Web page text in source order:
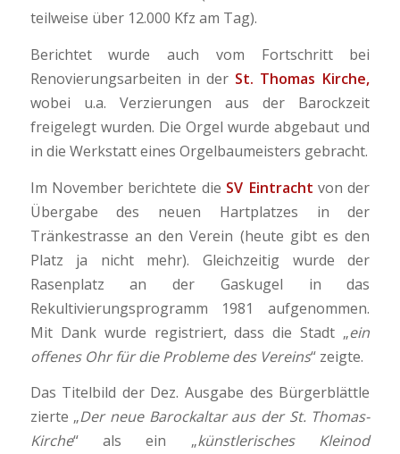
teilweise über 12.000 Kfz am Tag).
Berichtet wurde auch vom Fortschritt bei
Renovierungsarbeiten in der St. Thomas Kirche,
wobei u.a. Verzierungen aus der Barockzeit
freigelegt wurden. Die Orgel wurde abgebaut und
in die Werkstatt eines Orgelbaumeisters gebracht.
Im November berichtete die SV Eintracht von der
Übergabe des neuen Hartplatzes in der
Tränkestrasse an den Verein (heute gibt es den
Platz ja nicht mehr). Gleichzeitig wurde der
Rasenplatz an der Gaskugel in das
Rekultivierungsprogramm 1981 aufgenommen.
Mit Dank wurde registriert, dass die Stadt „ein
offenes Ohr für die Probleme des Vereins“ zeigte.
Das Titelbild der Dez. Ausgabe des Bürgerblättle
zierte „Der neue Barockaltar aus der St. Thomas-
Kirche“ als ein „künstlerisches Kleinod